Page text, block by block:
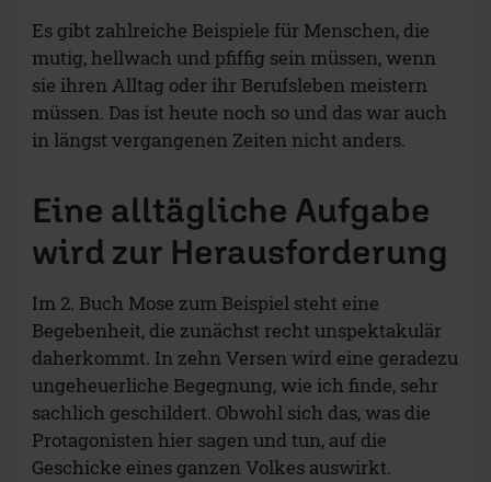
Es gibt zahlreiche Beispiele für Menschen, die
mutig, hellwach und pfiffig sein müssen, wenn
sie ihren Alltag oder ihr Berufsleben meistern
müssen. Das ist heute noch so und das war auch
in längst vergangenen Zeiten nicht anders.
Eine alltägliche Aufgabe
wird zur Herausforderung
Im 2. Buch Mose zum Beispiel steht eine
Begebenheit, die zunächst recht unspektakulär
daherkommt. In zehn Versen wird eine geradezu
ungeheuerliche Begegnung, wie ich finde, sehr
sachlich geschildert. Obwohl sich das, was die
Protagonisten hier sagen und tun, auf die
Geschicke eines ganzen Volkes auswirkt.